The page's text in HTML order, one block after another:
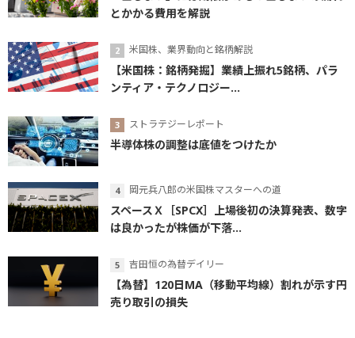
とかかる費用を解説
米国株、業界動向と銘柄解説
【米国株：銘柄発掘】業績上振れ5銘柄、パラ
ンティア・テクノロジー...
ストラテジーレポート
半導体株の調整は底値をつけたか
岡元兵八郎の米国株マスターへの道
スペースＸ［SPCX］上場後初の決算発表、数字
は良かったが株価が下落...
吉田恒の為替デイリー
【為替】120日MA（移動平均線）割れが示す円
売り取引の損失